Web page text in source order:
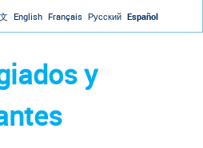
to navigation
English Français Русский Español
y